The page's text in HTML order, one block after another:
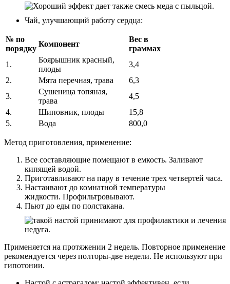
Чай, улучшающий работу сердца:
№ по
порядку
Компонент
Вес в
граммах
1.
Боярышник красный,
плоды
3,4
2.
Мята перечная, трава
6,3
3.
Сушеница топяная,
трава
4,5
4.
Шиповник, плоды
15,8
5.
Вода 800,0
Метод приготовления, применение:
Все составляющие помещают в емкость. Заливают
кипящей водой.
Приготавливают на пару в течение трех четвертей часа.
Настаивают до комнатной температуры
жидкости. Профильтровывают.
Пьют до еды по полстакана.
Применяется на протяжении 2 недель. Повторное применение
рекомендуется через полторы-две недели. Не используют при
гипотонии.